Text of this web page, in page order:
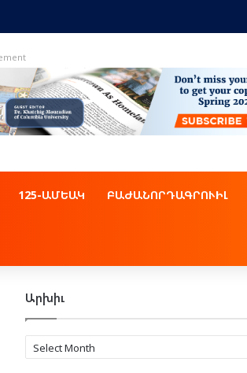
125-ԱՄԵԱԿ ԲԱԺԱՆՈՐԴԱԳՐՈՒԻԼ
Արխիւ
Արխիւ